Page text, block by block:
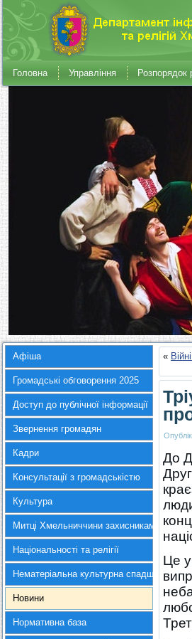
Головна Управління Розпорядок
Афіша
Громадські обговорення 2025
Доступ до публічної інформації
Звернення громадян
Кадри
Консультації з громадськістю
Культура
Митці Хмельниччини захисникам України
Національності та релігії
Нематеріальна культурна спадщина
Новини
Нормативна база
«
До
Це